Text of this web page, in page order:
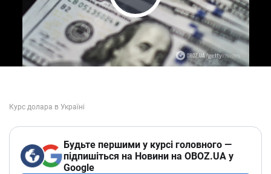
Play Video
Будьте першими у курсі головного —
підпишіться на Новини на OBOZ.UA у
Google